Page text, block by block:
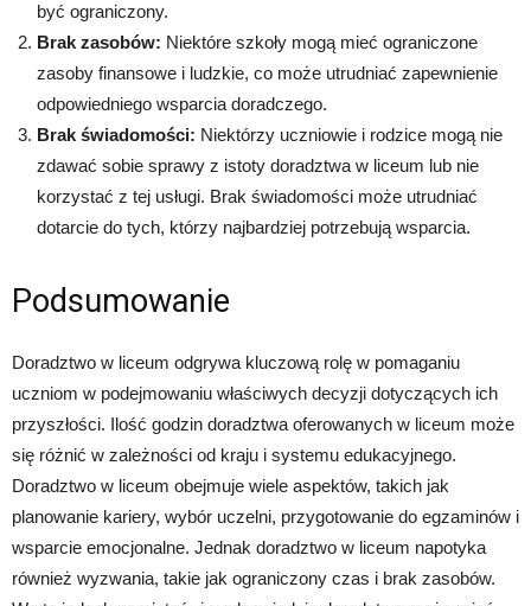
być ograniczony.
Brak zasobów: Niektóre szkoły mogą mieć ograniczone
zasoby finansowe i ludzkie, co może utrudniać zapewnienie
odpowiedniego wsparcia doradczego.
Brak świadomości: Niektórzy uczniowie i rodzice mogą nie
zdawać sobie sprawy z istoty doradztwa w liceum lub nie
korzystać z tej usługi. Brak świadomości może utrudniać
dotarcie do tych, którzy najbardziej potrzebują wsparcia.
Podsumowanie
Doradztwo w liceum odgrywa kluczową rolę w pomaganiu
uczniom w podejmowaniu właściwych decyzji dotyczących ich
przyszłości. Ilość godzin doradztwa oferowanych w liceum może
się różnić w zależności od kraju i systemu edukacyjnego.
Doradztwo w liceum obejmuje wiele aspektów, takich jak
planowanie kariery, wybór uczelni, przygotowanie do egzaminów i
wsparcie emocjonalne. Jednak doradztwo w liceum napotyka
również wyzwania, takie jak ograniczony czas i brak zasobów.